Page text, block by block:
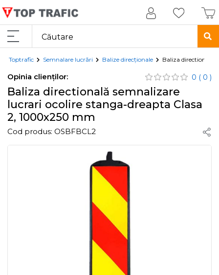
Toptrafic Semnalare lucrări Balize direcționale Baliza directională
Opinia clienților: 0 ( 0 )
Baliza directională semnalizare
lucrari ocolire stanga-dreapta Clasa
2, 1000x250 mm
Cod produs: OSBFBCL2